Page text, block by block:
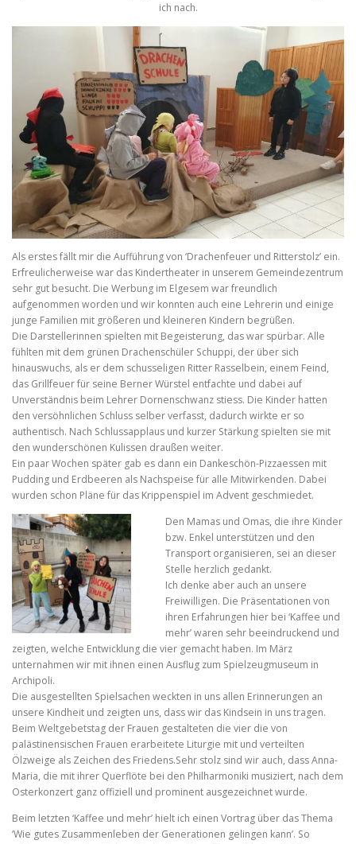
ich nach.
Als erstes fällt mir die Aufführung von ‘Drachenfeuer und Ritterstolz’ ein.
Erfreulicherweise war das Kindertheater in unserem Gemeindezentrum
sehr gut besucht. Die Werbung im Elgesem war freundlich
aufgenommen worden und wir konnten auch eine Lehrerin und einige
junge Familien mit größeren und kleineren Kindern begrüßen.
Die Darstellerinnen spielten mit Begeisterung, das war spürbar. Alle
fühlten mit dem grünen Drachenschüler Schuppi, der über sich
hinauswuchs, als er dem schusseligen Ritter Rasselbein, einem Feind,
das Grillfeuer für seine Berner Würstel entfachte und dabei auf
Unverständnis beim Lehrer Dornenschwanz stiess. Die Kinder hatten
den versöhnlichen Schluss selber verfasst, dadurch wirkte er so
authentisch. Nach Schlussapplaus und kurzer Stärkung spielten sie mit
den wunderschönen Kulissen draußen weiter.
Ein paar Wochen später gab es dann ein Dankeschön-Pizzaessen mit
Pudding und Erdbeeren als Nachspeise für alle Mitwirkenden. Dabei
wurden schon Pläne für das Krippenspiel im Advent geschmiedet.
Den Mamas und Omas, die ihre Kinder
bzw. Enkel unterstützen und den
Transport organisieren, sei an dieser
Stelle herzlich gedankt.
Ich denke aber auch an unsere
Freiwilligen. Die Präsentationen von
ihren Erfahrungen hier bei ‘Kaffee und
mehr’ waren sehr beeindruckend und
zeigten, welche Entwicklung die vier gemacht haben. Im März
unternahmen wir mit ihnen einen Ausflug zum Spielzeugmuseum in
Archipoli.
Die ausgestellten Spielsachen weckten in uns allen Erinnerungen an
unsere Kindheit und zeigten uns, dass wir das Kindsein in uns tragen.
Beim Weltgebetstag der Frauen gestalteten die vier die von
palästinensischen Frauen erarbeitete Liturgie mit und verteilten
Ölzweige als Zeichen des Friedens.Sehr stolz sind wir auch, dass Anna-
Maria, die mit ihrer Querflöte bei den Philharmoniki musiziert, nach dem
Osterkonzert ganz offiziell und prominent ausgezeichnet wurde.
Beim letzten ‘Kaffee und mehr’ hielt ich einen Vortrag über das Thema
‘Wie gutes Zusammenleben der Generationen gelingen kann’. So